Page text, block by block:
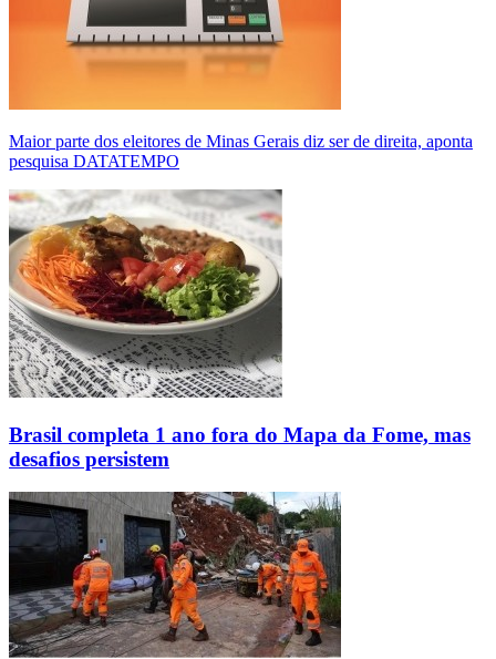
Maior parte dos eleitores de Minas Gerais diz ser de direita, aponta
pesquisa DATATEMPO
Brasil completa 1 ano fora do Mapa da Fome, mas
desafios persistem